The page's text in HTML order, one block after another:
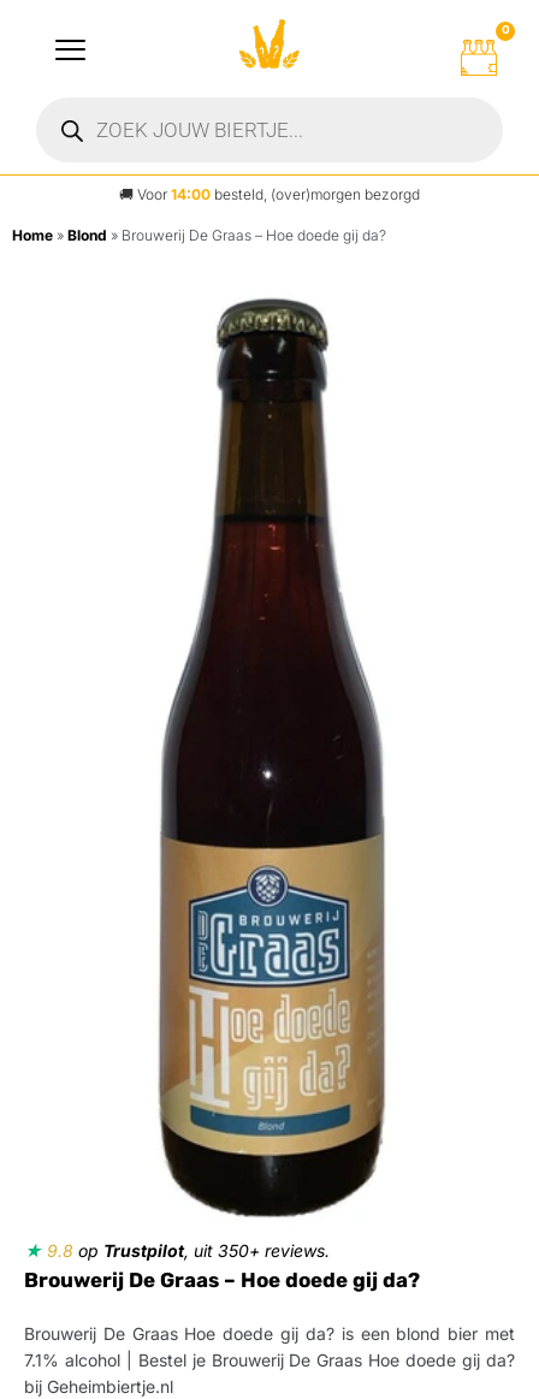
0
🚚 Voor 14:00 besteld, (over)morgen bezorgd
Home » Blond » Brouwerij De Graas – Hoe doede gij da?
★ 9.8 op Trustpilot, uit 350+ reviews.
Brouwerij De Graas – Hoe doede gij da?
Brouwerij De Graas Hoe doede gij da? is een blond bier met
7.1% alcohol | Bestel je Brouwerij De Graas Hoe doede gij da?
bij Geheimbiertje.nl